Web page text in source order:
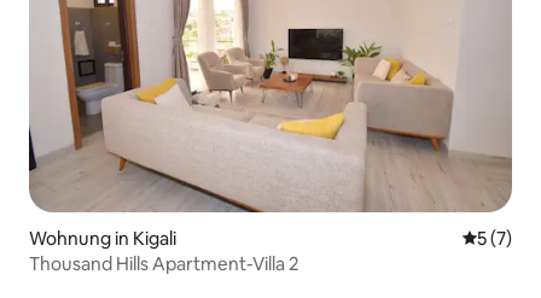
Wohnung in Kigali
5 (7)
Thousand Hills Apartment-Villa 2